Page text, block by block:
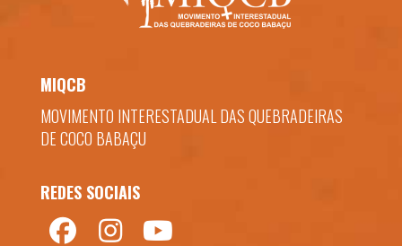
MIQCB
MOVIMENTO INTERESTADUAL DAS QUEBRADEIRAS
DE COCO BABAÇU
REDES SOCIAIS